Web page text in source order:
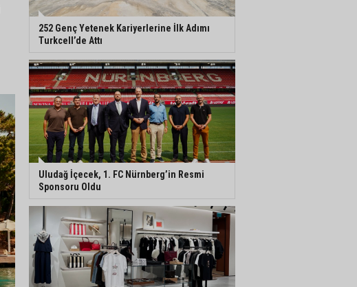
252 Genç Yetenek Kariyerlerine İlk Adımı
Turkcell’de Attı
Uludağ İçecek, 1. FC Nürnberg’in Resmi
Sponsoru Oldu